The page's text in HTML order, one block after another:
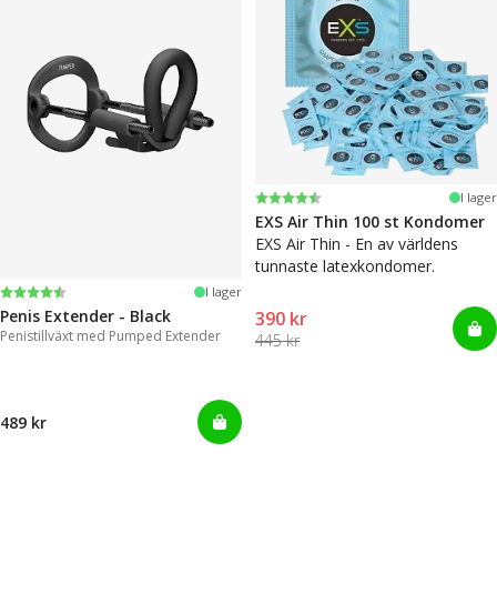
Betyg:
4.4 utav 5 stjärnor I lager
Penis Extender - Black
Penistillväxt med Pumped Extender
489 kr
Betyg:
4.6 utav 5 stjärnor I lager
EXS Air Thin 100 st Kondomer
EXS Air Thin - En av världens
tunnaste latexkondomer.
390 kr
445 kr